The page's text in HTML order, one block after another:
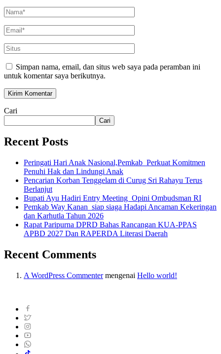
Simpan nama, email, dan situs web saya pada peramban ini
untuk komentar saya berikutnya.
Cari
Cari
Recent Posts
Peringati Hari Anak Nasional,Pemkab Perkuat Komitmen
Penuhi Hak dan Lindungi Anak
Pencarian Korban Tenggelam di Curug Sri Rahayu Terus
Berlanjut
Bupati Ayu Hadiri Entry Meeting Opini Ombudsman RI
Pemkab Way Kanan siap siaga Hadapi Ancaman Kekeringan
dan Karhutla Tahun 2026
Rapat Paripurna DPRD Bahas Rancangan KUA-PPAS
APBD 2027 Dan RAPERDA Literasi Daerah
Recent Comments
A WordPress Commentermengenai Hello world!